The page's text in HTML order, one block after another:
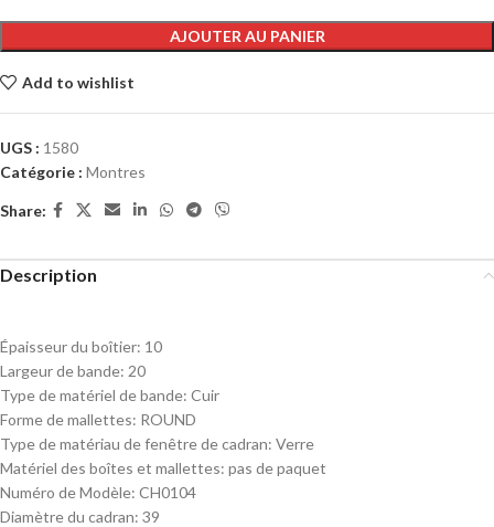
AJOUTER AU PANIER
Add to wishlist
UGS : 1580
Catégorie : Montres
Share:
Description
Épaisseur du boîtier: 10
Largeur de bande: 20
Type de matériel de bande: Cuir
Forme de mallettes: ROUND
Type de matériau de fenêtre de cadran: Verre
Matériel des boîtes et mallettes: pas de paquet
Numéro de Modèle: CH0104
Diamètre du cadran: 39